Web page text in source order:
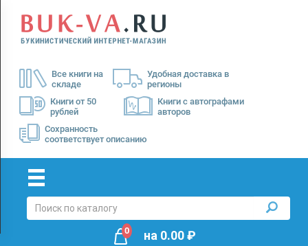
Все книги на
складе
Удобная доставка в
регионы
Книги от 50
рублей
Книги с автографами
авторов
Сохранность
соответствует описанию
Menu
Доставка
Оплата
0 на 0.00₽